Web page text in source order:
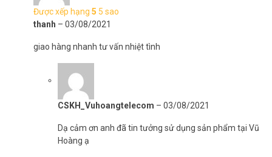
Được xếp hạng 5 5 sao
thanh – 03/08/2021
giao hàng nhanh tư vấn nhiệt tình
CSKH_Vuhoangtelecom – 03/08/2021
Dạ cảm ơn anh đã tin tưởng sử dụng sản phẩm tại Vũ
Hoàng ạ